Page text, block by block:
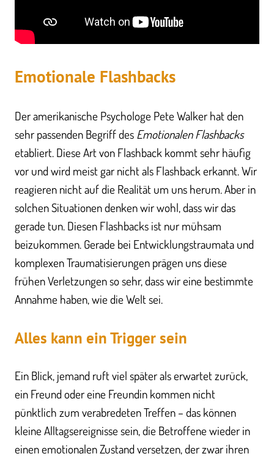
Emotionale Flashbacks
Der amerikanische Psychologe Pete Walker hat den
sehr passenden Begriff des Emotionalen Flashbacks
etabliert. Diese Art von Flashback kommt sehr häufig
vor und wird meist gar nicht als Flashback erkannt. Wir
reagieren nicht auf die Realität um uns herum. Aber in
solchen Situationen denken wir wohl, dass wir das
gerade tun. Diesen Flashbacks ist nur mühsam
beizukommen. Gerade bei Entwicklungstraumata und
komplexen Traumatisierungen prägen uns diese
frühen Verletzungen so sehr, dass wir eine bestimmte
Annahme haben, wie die Welt sei.
Alles kann ein Trigger sein
Ein Blick, jemand ruft viel später als erwartet zurück,
ein Freund oder eine Freundin kommen nicht
pünktlich zum verabredeten Treffen – das können
kleine Alltagsereignisse sein, die Betroffene wieder in
einen emotionalen Zustand versetzen, der zwar ihren